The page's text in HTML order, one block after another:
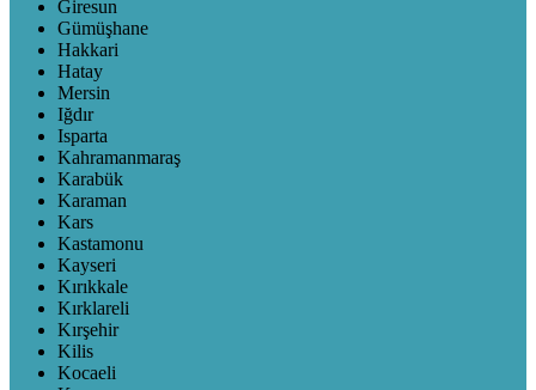
Giresun
Gümüşhane
Hakkari
Hatay
Mersin
Iğdır
Isparta
Kahramanmaraş
Karabük
Karaman
Kars
Kastamonu
Kayseri
Kırıkkale
Kırklareli
Kırşehir
Kilis
Kocaeli